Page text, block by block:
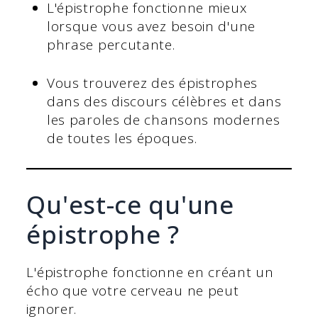
L'épistrophe fonctionne mieux
lorsque vous avez besoin d'une
phrase percutante.
Vous trouverez des épistrophes
dans des discours célèbres et dans
les paroles de chansons modernes
de toutes les époques.
Qu'est-ce qu'une
épistrophe ?
L'épistrophe fonctionne en créant un
écho que votre cerveau ne peut
ignorer.